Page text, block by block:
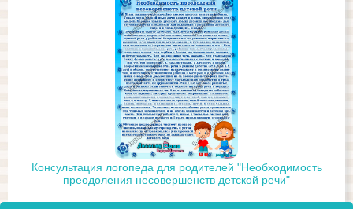
Консультация логопеда для родителей "Необходимость
преодоления несовершенств детской речи"